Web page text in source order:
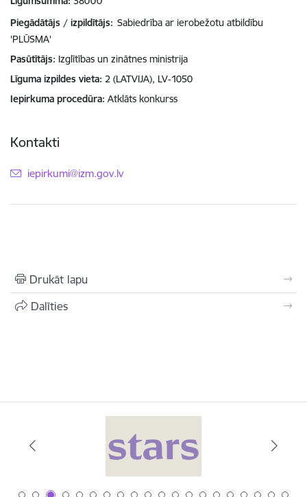
Piegādātājs / izpildītājs: Sabiedrība ar ierobežotu atbildību
'PLŪSMA'
Pasūtītājs Izglītības un zinātnes ministrija
Līguma izpildes vieta 2 (LATVIJA), LV-1050
Iepirkuma procedūra Atklāts konkurss
Kontakti
E-pasts:
iepirkumi@izm.gov.lv
Drukāt lapu
Dalīties